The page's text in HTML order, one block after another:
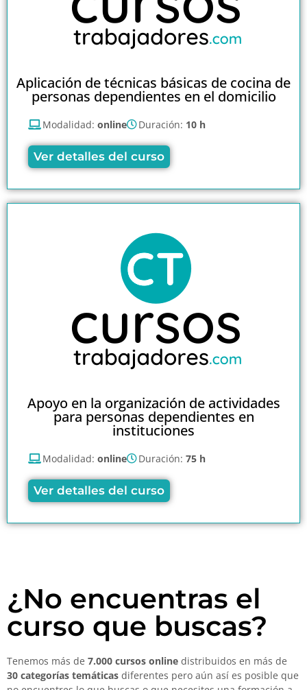
Aplicación de técnicas básicas de cocina de
personas dependientes en el domicilio
Modalidad: online Duración: 10 h
Ver detalles del curso
Apoyo en la organización de actividades
para personas dependientes en
instituciones
Modalidad: online Duración: 75 h
Ver detalles del curso
¿No encuentras el
curso que buscas?
Tenemos más de 7.000 cursos online distribuidos en más de
30 categorías temáticas diferentes pero aún así es posible que